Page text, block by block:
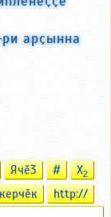
арҫынна
Ячӗ3 # X2
http://